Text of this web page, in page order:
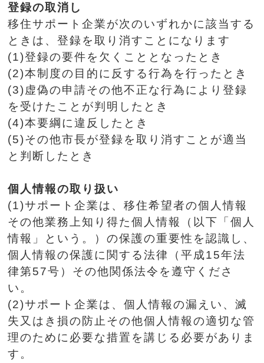
登録の取消し
移住サポート企業が次のいずれかに該当する
ときは、登録を取り消すことになります
(1)登録の要件を欠くこととなったとき
(2)本制度の目的に反する行為を行ったとき
(3)虚偽の申請その他不正な行為により登録
を受けたことが判明したとき
(4)本要綱に違反したとき
(5)その他市長が登録を取り消すことが適当
と判断したとき
個人情報の取り扱い
(1)サポート企業は、移住希望者の個人情報
その他業務上知り得た個人情報（以下「個人
情報」という。）の保護の重要性を認識し、
個人情報の保護に関する法律（平成15年法
律第57号）その他関係法令を遵守くださ
い。
(2)サポート企業は、個人情報の漏えい、滅
失又はき損の防止その他個人情報の適切な管
理のために必要な措置を講じる必要がありま
す。